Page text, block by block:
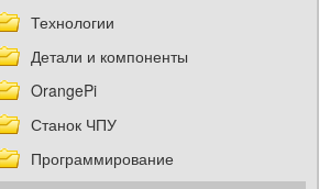
Технологии
Детали и компоненты
OrangePi
Станок ЧПУ
Программирование